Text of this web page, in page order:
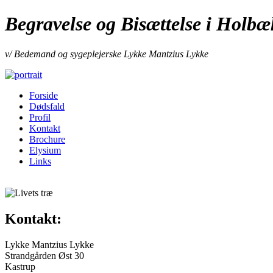
Begravelse og Bisættelse i
v/ Bedemand og sygeplejerske Lykke Mantzius Lykke
Forside
Dødsfald
Profil
Kontakt
Brochure
Elysium
Links
Kontakt:
Lykke Mantzius Lykke
Strandgården Øst 30
Kastrup